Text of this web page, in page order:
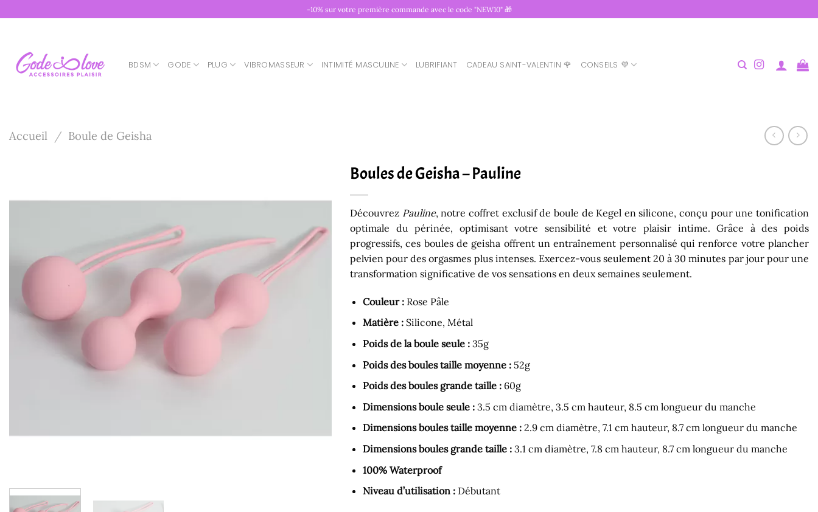
au
-10% sur votre première commande avec le code "NEW10" 🎁
BDSM GODE PLUG VIBROMASSEUR INTIMITÉ MASCULINE LUBRIFIANT CADEAU SAINT-VALENTIN 🌹 CONSEILS 💜
Accueil / Boule de Geisha
Boules de Geisha – Pauline
Découvrez Pauline, notre coffret exclusif de boule de Kegel en silicone, conçu pour une tonification
optimale du périnée, optimisant votre sensibilité et votre plaisir intime. Grâce à des poids
progressifs, ces boules de geisha offrent un entraînement personnalisé qui renforce votre plancher
pelvien pour des orgasmes plus intenses. Exercez-vous seulement 20 à 30 minutes par jour pour une
transformation significative de vos sensations en deux semaines seulement.
Couleur :Rose Pâle
Matière :Silicone, Métal
Poids de la boule seule :35g
Poids des boules taille moyenne :52g
Poids des boules grande taille :60g
Dimensions boule seule :3.5 cm diamètre, 3.5 cm hauteur, 8.5 cm longueur du manche
Dimensions boules taille moyenne :2.9 cm diamètre, 7.1 cm hauteur, 8.7 cm longueur du manche
Dimensions boules grande taille :3.1 cm diamètre, 7.8 cm hauteur, 8.7 cm longueur du manche
100% Waterproof
Niveau d’utilisation :Débutant